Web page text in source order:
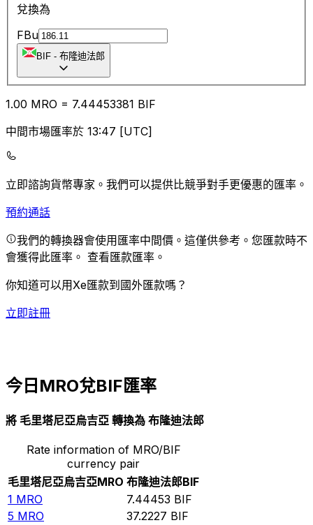
兌換為
FBu
BIF - 布隆迪法郎
1.00 MRO = 7.44453381 BIF
中間市場匯率於 13:47 [UTC]
立即諮詢貨幣專家。 我們可以提供比競爭對手更優惠的匯率。
預約通話
我們的轉換器會使用匯率中間價。這僅供參考。您匯款時不
會獲得此匯率。 查看匯款匯率。
你知道可以用Xe匯款到國外匯款嗎？
立即註冊
今日MRO兌BIF匯率
將 毛里塔尼亞烏吉亞 轉換為 布隆迪法郎
Rate information of MRO/BIF
currency pair
毛里塔尼亞烏吉亞MRO 布隆迪法郎BIF
1 MRO 7.44453 BIF
5 MRO 37.2227 BIF